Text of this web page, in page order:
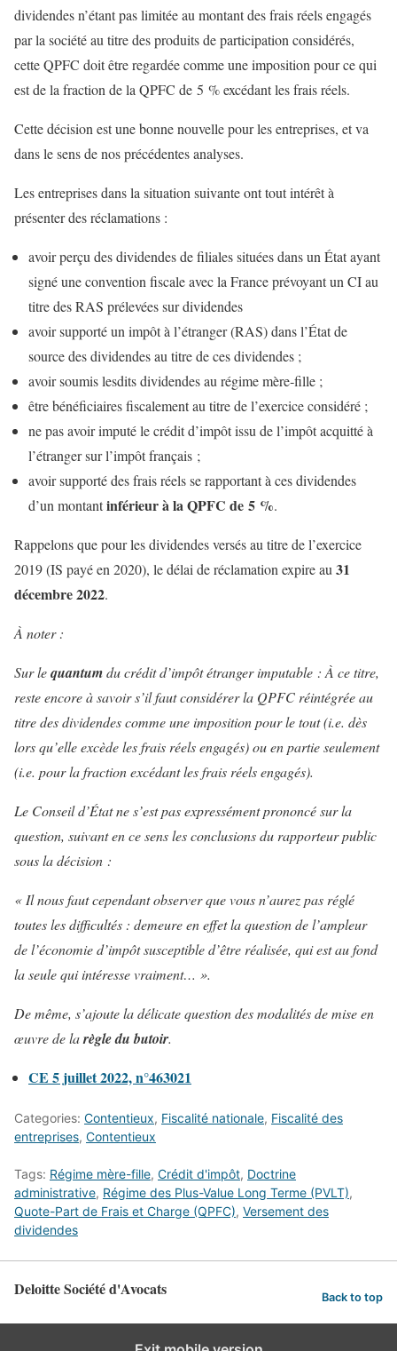
dividendes n’étant pas limitée au montant des frais réels engagés
par la société au titre des produits de participation considérés,
cette QPFC doit être regardée comme une imposition pour ce qui
est de la fraction de la QPFC de 5 % excédantles frais réels.
Cette décision est une bonne nouvelle pour les entreprises, et va
dans le sens de nos précédentes analyses.
Les entreprises dans la situation suivante ont tout intérêt à
présenter des réclamations :
avoir perçu des dividendes de filiales situées dans un État ayant
signé une convention fiscale avec la France prévoyant un CI au
titre des RAS prélevées sur dividendes
avoir supporté un impôt à l’étranger (RAS) dans l’État de
source des dividendes au titre de ces dividendes ;
avoir soumis lesdits dividendes au régime mère‑fille ;
être bénéficiaires fiscalement au titre de l’exercice considéré ;
ne pas avoir imputé le crédit d’impôt issu de l’impôt acquitté à
l’étranger sur l’impôt français ;
avoir supporté des frais réels se rapportant à ces dividendes
d’un montantinférieur à la QPFC de 5 %.
Rappelons que pour les dividendes versés au titre de l’exercice
2019 (IS payé en 2020), le délai de réclamation expire au 31
décembre 2022.
À noter :
Sur lequantumdu crédit d’impôt étranger imputable : À ce titre,
reste encore à savoir s’il faut considérer la QPFC réintégrée au
titre des dividendes comme une imposition pour letout(i.e. dès
lors qu’elle excède les frais réels engagés) ou enpartieseulement
(i.e. pour la fraction excédant les frais réels engagés).
Le Conseil d’État ne s’est pas expressément prononcé sur la
question, suivant en ce sens les conclusions du rapporteur public
sous la décision :
« Il nous faut cependant observer que vous n’aurez pas réglé
toutes les difficultés : demeure en effet la question de l’ampleur
de l’économie d’impôt susceptible d’être réalisée, qui est au fond
la seule qui intéresse vraiment… ».
De même, s’ajoute la délicate question des modalités de mise en
œuvre de larègle du butoir.
CE 5 juillet 2022, n°463021
Categories: Contentieux, Fiscalité nationale, Fiscalité des
entreprises, Contentieux
Tags: Régime mère-fille, Crédit d'impôt, Doctrine
administrative, Régime des Plus-Value Long Terme (PVLT),
Quote-Part de Frais et Charge (QPFC), Versement des
dividendes
Deloitte Société d'Avocats Back to top